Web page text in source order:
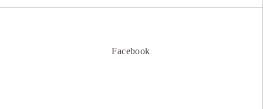
Facebook